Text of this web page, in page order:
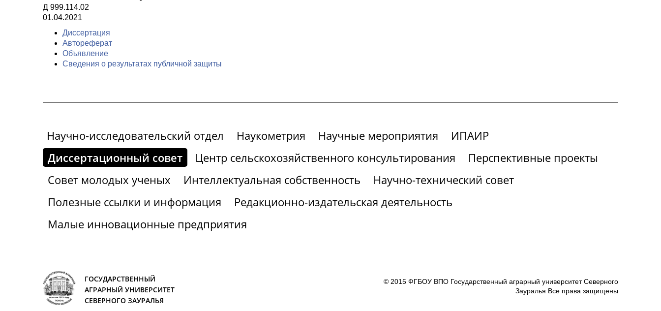
Д 999.114.02
01.04.2021
Диссертация
Автореферат
Объявление
Сведения о результатах публичной защиты
Научно-исследовательский отдел Наукометрия Научные мероприятия
ИПАИР
Диссертационный совет
Центр сельскохозяйственного консультирования
Перспективные проекты
Совет молодых ученых
Интеллектуальная собственность
Научно-технический совет
Полезные ссылки и информация
Редакционно-издательская деятельность
Малые инновационные предприятия
ГОСУДАРСТВЕННЫЙ
АГРАРНЫЙ УНИВЕРСИТЕТ
СЕВЕРНОГО ЗАУРАЛЬЯ
© 2015 ФГБОУ ВПО Государственный аграрный университет Северного
Зауралья Все права защищены